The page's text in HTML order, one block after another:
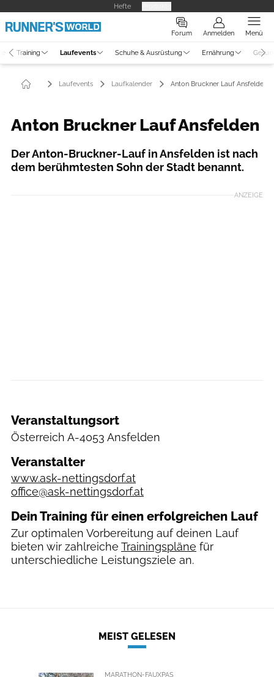
Hefte
Forum Anmelden Menü
Training Laufevents Schuhe & Ausrüstung Ernährung
Laufevents Laufkalender Anton Bruckner Lauf Ansfelden
Anton Bruckner Lauf Ansfelden
Der Anton-Bruckner-Lauf in Ansfelden ist nach
dem berühmtesten Sohn der Stadt benannt.
ANZEIGE
Veranstaltungsort
Österreich A-4053 Ansfelden
Veranstalter
www.ask-nettingsdorf.at
office@ask-nettingsdorf.at
Dein Training für einen erfolgreichen Lauf
Zur optimalen Vorbereitung auf deinen Lauf
bieten wir zahlreiche Trainingspläne für
unterschiedliche Leistungsziele an.
MEIST GELESEN
MARATHON-FAUXPAS